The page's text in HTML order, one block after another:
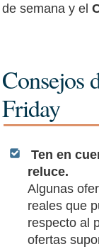
de semana y el
Consejos
Friday
Ten en
reluce.
Algunas
reales que
respecto al
ofertas